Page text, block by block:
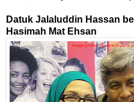
Datuk Jalaluddin Hassan
Hasimah Mat Ehsan